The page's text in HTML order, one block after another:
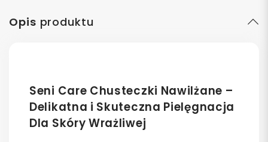
Opis produktu
Seni Care Chusteczki Nawilżane –
Delikatna i Skuteczna Pielęgnacja
Dla Skóry Wrażliwej